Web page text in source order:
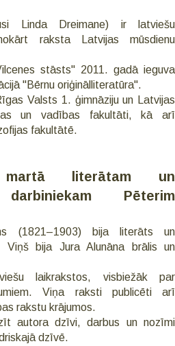
Linda Dreimane) ir latviešu
raksta Latvijas mūsdienu
stāsts" 2011. gadā ieguva
"Bērnu oriģinālliteratūra".
Valsts 1. ģimnāziju un Latvijas
un vadības fakultāti, kā arī
fakultātē.
literātam un
darbiniekam Pēterim
(1821–1903) bija literāts un
Viņš bija Jura Alunāna brālis un
laikrakstos, visbiežāk par
Viņa raksti publicēti arī
rakstu krājumos.
autora dzīvi, darbus un nozīmi
dzīvē.